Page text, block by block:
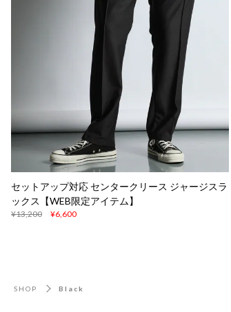
セットアップ対応 センタークリース ジャージスラ
ックス【WEB限定アイテム】
¥13,200 ¥6,600
SHOP Black